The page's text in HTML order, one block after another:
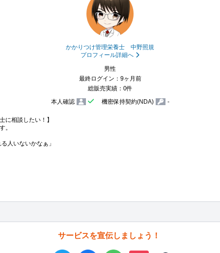
かかりつけ管理栄養士 中野照規
プロフィール詳細へ
男性
最終ログイン：9ヶ月前
総販売実績：0件
本人確認
機密保持契約(NDA) -
に相談したい！】
。
人いないかなぁ」
サービスを宣伝しましょう！